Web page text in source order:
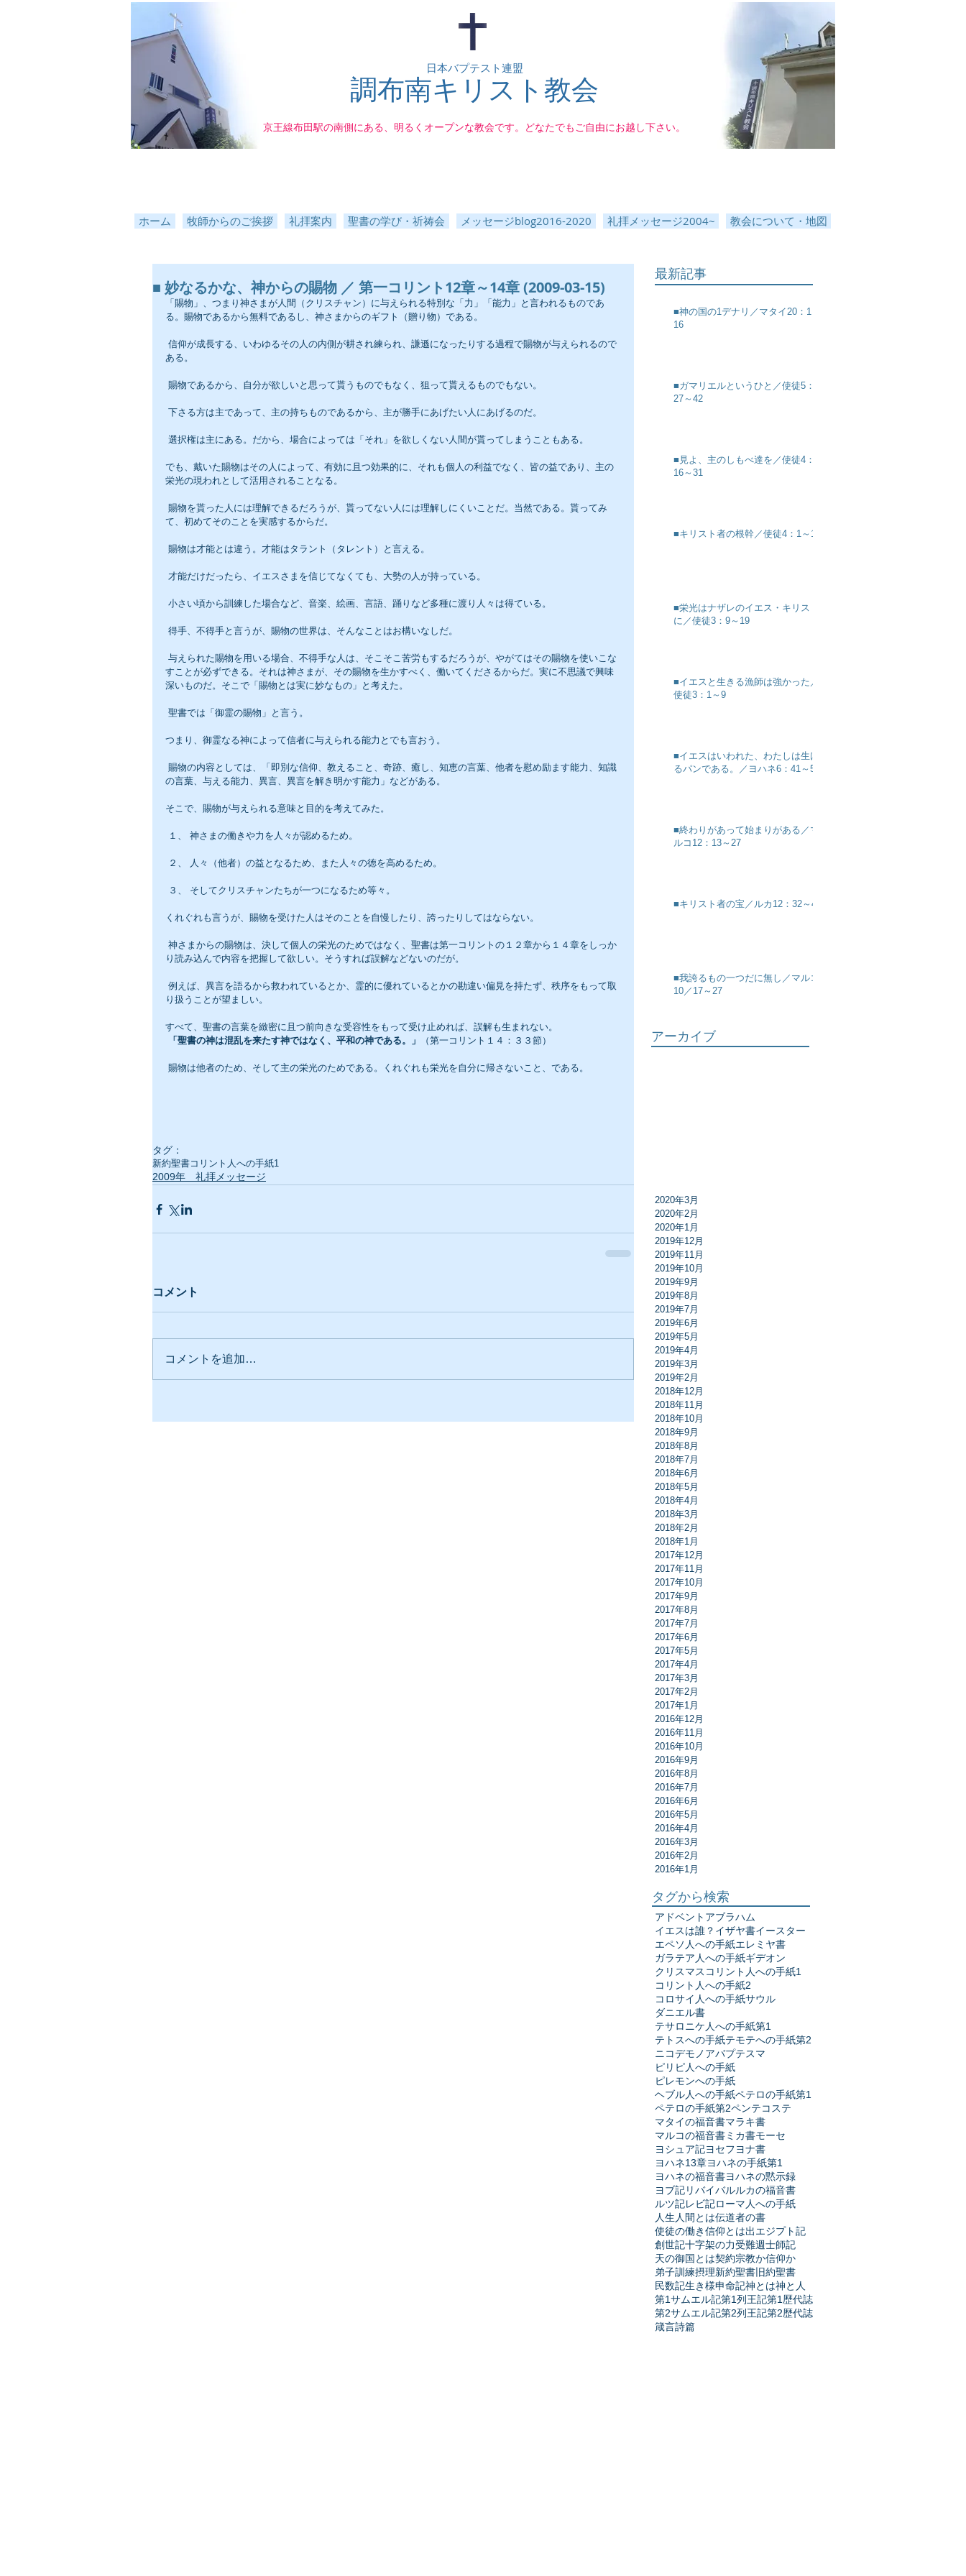
京王線布田駅の南側にある、明るくオープンな教会です。どなたでもご自由にお越し下さい。
日本バプテスト連盟
調布南キリスト教会
ホーム 牧師からのご挨拶 礼拝案内 聖書の学び・祈祷会 メッセージblog2016-2020 礼拝メッセージ2004~ 教会について・地図
■ 妙なるかな、神からの賜物 ／ 第一コリント12章～14章 (2009-03-15)
「賜物」、つまり神さまが人間（クリスチャン）に与えられる特別な「力」「能力」と言われるものであ
る。賜物であるから無料であるし、神さまからのギフト（贈り物）である。
ある。
賜物であるから、自分が欲しいと思って貰うものでもなく、狙って貰えるものでもない。
下さる方は主であって、主の持ちものであるから、主が勝手にあげたい人にあげるのだ。
選択権は主にある。だから、場合によっては「それ」を欲しくない人間が貰ってしまうこともある。
でも、戴いた賜物はその人によって、有効に且つ効果的に、それも個人の利益でなく、皆の益であり、主の
栄光の現われとして活用されることなる。
て、初めてそのことを実感するからだ。
賜物は才能とは違う。才能はタラント（タレント）と言える。
才能だけだったら、イエスさまを信じてなくても、大勢の人が持っている。
小さい頃から訓練した場合など、音楽、絵画、言語、踊りなど多種に渡り人々は得ている。
得手、不得手と言うが、賜物の世界は、そんなことはお構いなしだ。
すことが必ずできる。それは神さまが、その賜物を生かすべく、働いてくださるからだ。実に不思議で興味
深いものだ。そこで「賜物とは実に妙なもの」と考えた。
聖書では「御霊の賜物」と言う。
つまり、御霊なる神によって信者に与えられる能力とでも言おう。
の言葉、与える能力、異言、異言を解き明かす能力」などがある。
そこで、賜物が与えられる意味と目的を考えてみた。
１、 神さまの働きや力を人々が認めるため。
２、 人々（他者）の益となるため、また人々の徳を高めるため。
３、 そしてクリスチャンたちが一つになるため等々。
くれぐれも言うが、賜物を受けた人はそのことを自慢したり、誇ったりしてはならない。
り読み込んで内容を把握して欲しい。そうすれば誤解などないのだが。
り扱うことが望ましい。
すべて、聖書の言葉を緻密に且つ前向きな受容性をもって受け止めれば、誤解も生まれない。
「聖書の神は混乱を来たす神ではなく、平和の神である。」
（第一コリント１４：３３節）
賜物は他者のため、そして主の栄光のためである。くれぐれも栄光を自分に帰さないこと、である。
タグ：
新約聖書コリント人への手紙1
2009年 礼拝メッセージ
コメント
コメントを追加…
最新記事
■神の国の1デナリ／マタイ20：1～
16
■ガマリエルというひと／使徒5：
27～42
■見よ、主のしもべ達を／使徒4：
16～31
■キリスト者の根幹／使徒4：1～12
■栄光はナザレのイエス・キリスト
に／使徒3：9～19
■イエスと生きる漁師は強かった／
使徒3：1～9
■イエスはいわれた、わたしは生け
るパンである。／ヨハネ6：41～51
■終わりがあって始まりがある／マ
ルコ12：13～27
■キリスト者の宝／ルカ12：32～40
■我誇るもの一つだに無し／マルコ
10／17～27
アーカイブ
2020年3月
2020年2月
2020年1月
2019年12月
2019年11月
2019年10月
2019年9月
2019年8月
2019年7月
2019年6月
2019年5月
2019年4月
2019年3月
2019年2月
2018年12月
2018年11月
2018年10月
2018年9月
2018年8月
2018年7月
2018年6月
2018年5月
2018年4月
2018年3月
2018年2月
2018年1月
2017年12月
2017年11月
2017年10月
2017年9月
2017年8月
2017年7月
2017年6月
2017年5月
2017年4月
2017年3月
2017年2月
2017年1月
2016年12月
2016年11月
2016年10月
2016年9月
2016年8月
2016年7月
2016年6月
2016年5月
2016年4月
2016年3月
2016年2月
2016年1月
タグから検索
アドベント アブラハム
イエスは誰？ イザヤ書イースター
エペソ人への手紙エレミヤ書
ガラテア人への手紙ギデオン
クリスマス コリント人への手紙1
コリント人への手紙2
コロサイ人への手紙サウル
ダニエル書
テサロニケ人への手紙第1
テトスへの手紙テモテへの手紙第2
ニコデモ ノアバプテスマ
ピリピ人への手紙
ピレモンへの手紙
ヘブル人への手紙ペテロの手紙第1
ペテロの手紙第2ペンテコステ
マタイの福音書マラキ書
マルコの福音書ミカ書モーセ
ヨシュア記ヨセフヨナ書
ヨハネ13章ヨハネの手紙第1
ヨハネの福音書ヨハネの黙示録
ヨブ記リバイバルルカの福音書
ルツ記レビ記ローマ人への手紙
人生 人間とは伝道者の書
使徒の働き信仰とは出エジプト記
創世記十字架の力受難週士師記
天の御国とは契約宗教か信仰か
弟子訓練摂理新約聖書 旧約聖書
民数記生き様申命記神とは神と人
第1サムエル記第1列王記第1歴代誌
第2サムエル記第2列王記第2歴代誌
箴言詩篇